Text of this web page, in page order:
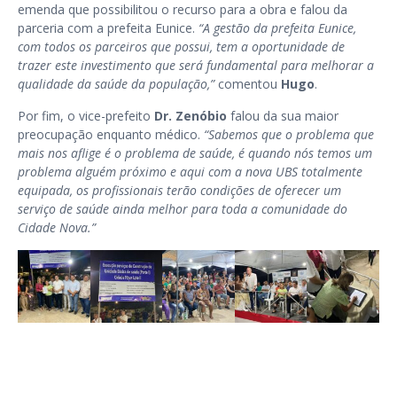
emenda que possibilitou o recurso para a obra e falou da
parceria com a prefeita Eunice. “A gestão da prefeita Eunice,
com todos os parceiros que possui, tem a oportunidade de
trazer este investimento que será fundamental para melhorar a
qualidade da saúde da população,”comentou Hugo.
Por fim, o vice-prefeito Dr. Zenóbio falou da sua maior
preocupação enquanto médico. “Sabemos que o problema que
mais nos aflige é o problema de saúde, é quando nós temos um
problema alguém próximo e aqui com a nova UBS totalmente
equipada, os profissionais terão condições de oferecer um
serviço de saúde ainda melhor para toda a comunidade do
Cidade Nova.”